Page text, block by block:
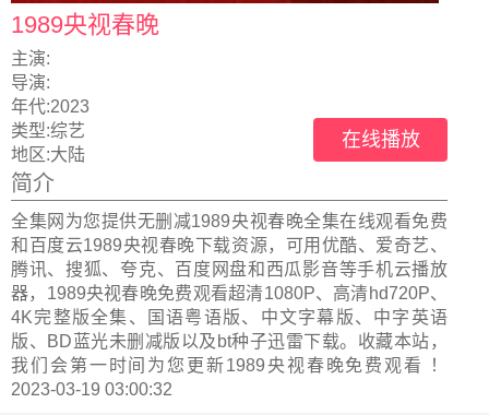
1989央视春晚
主演:
导演:
年代:2023
类型:综艺
地区:大陆
在线播放
简介
全集网为您提供无删减1989央视春晚全集在线观看免费
和百度云1989央视春晚下载资源，可用优酷、爱奇艺、
腾讯、搜狐、夸克、百度网盘和西瓜影音等手机云播放
器，1989央视春晚免费观看超清1080P、高清hd720P、
4K完整版全集、国语粤语版、中文字幕版、中字英语
版、BD蓝光未删减版以及bt种子迅雷下载。收藏本站，
我们会第一时间为您更新1989央视春晚免费观看 ！
2023-03-19 03:00:32